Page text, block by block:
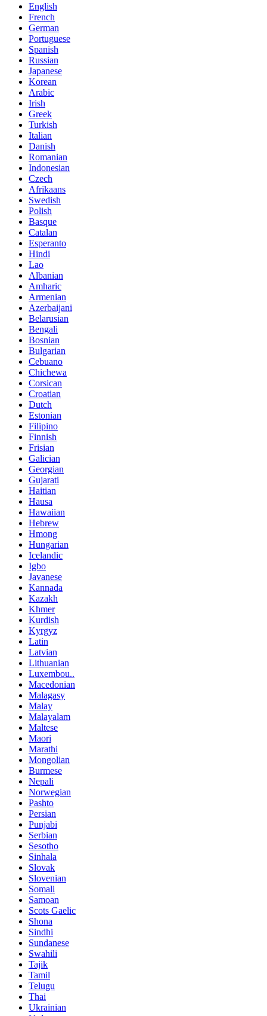
English
French
German
Portuguese
Spanish
Russian
Japanese
Korean
Arabic
Irish
Greek
Turkish
Italian
Danish
Romanian
Indonesian
Czech
Afrikaans
Swedish
Polish
Basque
Catalan
Esperanto
Hindi
Lao
Albanian
Amharic
Armenian
Azerbaijani
Belarusian
Bengali
Bosnian
Bulgarian
Cebuano
Chichewa
Corsican
Croatian
Dutch
Estonian
Filipino
Finnish
Frisian
Galician
Georgian
Gujarati
Haitian
Hausa
Hawaiian
Hebrew
Hmong
Hungarian
Icelandic
Igbo
Javanese
Kannada
Kazakh
Khmer
Kurdish
Kyrgyz
Latin
Latvian
Lithuanian
Luxembou..
Macedonian
Malagasy
Malay
Malayalam
Maltese
Maori
Marathi
Mongolian
Burmese
Nepali
Norwegian
Pashto
Persian
Punjabi
Serbian
Sesotho
Sinhala
Slovak
Slovenian
Somali
Samoan
Scots Gaelic
Shona
Sindhi
Sundanese
Swahili
Tajik
Tamil
Telugu
Thai
Ukrainian